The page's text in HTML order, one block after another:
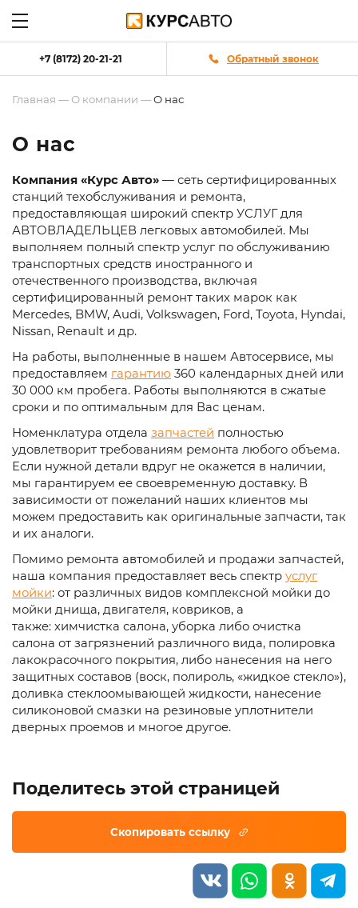
+7 (8172) 20-21-21 Обратный звонок
Главная — О компании —О нас
О нас
Компания «Курс Авто» — сеть сертифицированных
станций техобслуживания и ремонта,
предоставляющая широкий спектр УСЛУГ для
АВТОВЛАДЕЛЬЦЕВ легковых автомобилей. Мы
выполняем полный спектр услуг по обслуживанию
транспортных средств иностранного и
отечественного производства, включая
сертифицированный ремонт таких марок как
Mercedes, BMW, Audi, Volkswagen, Ford, Toyota, Hyndai,
Nissan, Renault и др.
На работы, выполненные в нашем Автосервисе, мы
предоставляем гарантию 360 календарных дней или
30 000 км пробега. Работы выполняются в сжатые
сроки и по оптимальным для Вас ценам.
Номенклатура отдела запчастей полностью
удовлетворит требованиям ремонта любого объема.
Если нужной детали вдруг не окажется в наличии,
мы гарантируем ее своевременную доставку. В
зависимости от пожеланий наших клиентов мы
можем предоставить как оригинальные запчасти, так
и их аналоги.
Помимо ремонта автомобилей и продажи запчастей,
наша компания предоставляет весь спектр услуг
мойки: от различных видов комплексной мойки до
мойки днища, двигателя, ковриков, а
также: химчистка салона, уборка либо очистка
салона от загрязнений различного вида, полировка
лакокрасочного покрытия, либо нанесения на него
защитных составов (воск, полироль, «жидкое стекло»),
доливка стеклоомывающей жидкости, нанесение
силиконовой смазки на резиновые уплотнители
дверных проемов и многое другое.
Поделитесь этой страницей